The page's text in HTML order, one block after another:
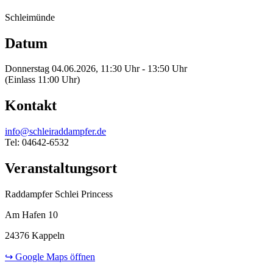
Schleimünde
Datum
Donnerstag 04.06.2026, 11:30 Uhr - 13:50 Uhr
(Einlass 11:00 Uhr)
Kontakt
info@schleiraddampfer.de
Tel: 04642-6532
Veranstaltungsort
Raddampfer Schlei Princess
Am Hafen 10
24376 Kappeln
↪ Google Maps öffnen